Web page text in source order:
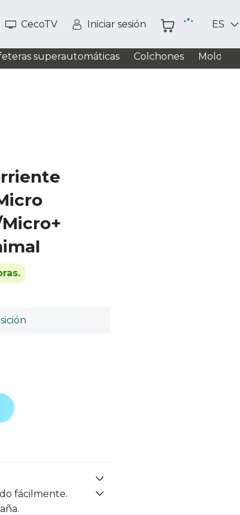
CecoTV Iniciar sesión ES
superautomáticas Colchones
fácilmente.